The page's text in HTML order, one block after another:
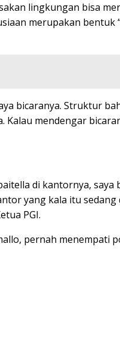
lingkungan bisa
merupakan bentuk
bicaranya. Struktur
mendengar
di kantornya, saya
yang kala itu
PGI.
pernah menempati